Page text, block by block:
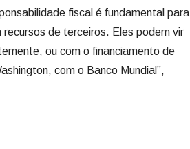
fiscal é fundamental para
de terceiros. Eles podem vir
ou com o financiamento de
com o Banco Mundial”,